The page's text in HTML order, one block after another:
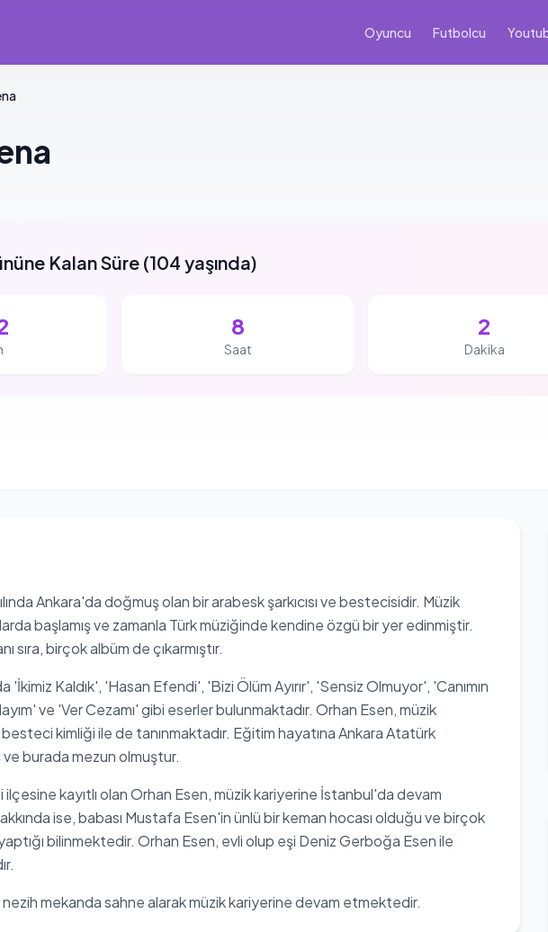
Oyuncu Futbolcu
Kalan Süre(104 yaşında)
8
Saat
2
Dakika
Ankara'da doğmuş olan bir arabesk şarkıcısı ve bestecisidir. Müzik
başlamış ve zamanla Türk müziğinde kendine özgü bir yer edinmiştir.
sıra, birçok albüm de çıkarmıştır.
'İkimiz Kaldık', 'Hasan Efendi', 'Bizi Ölüm Ayırır', 'Sensiz Olmuyor', 'Canımın
ve 'Ver Cezamı' gibi eserler bulunmaktadır. Orhan Esen, müzik
besteci kimliği ile de tanınmaktadır. Eğitim hayatına Ankara Atatürk
ve burada mezun olmuştur.
ilçesine kayıtlı olan Orhan Esen, müzik kariyerine İstanbul'da devam
ise, babası Mustafa Esen'in ünlü bir keman hocası olduğu ve birçok
bilinmektedir. Orhan Esen, evli olup eşi Deniz Gerboğa Esen ile
mekanda sahne alarak müzik kariyerine devam etmektedir.